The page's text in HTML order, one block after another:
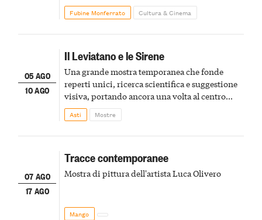
Fubine Monferrato Cultura & Cinema
05 AGO
10 AGO
Il Leviatano e le Sirene
Una grande mostra temporanea che fonde
reperti unici, ricerca scientifica e suggestione
visiva, portando ancora una volta al centro
della scena le meraviglie del passato astigiano
Asti Mostre
07 AGO
17 AGO
Tracce contemporanee
Mostra di pittura dell'artista Luca Olivero
Mango